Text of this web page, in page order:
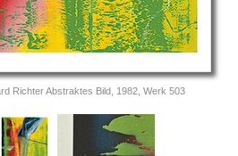
Richter Abstraktes Bild, 1982, Werk 503